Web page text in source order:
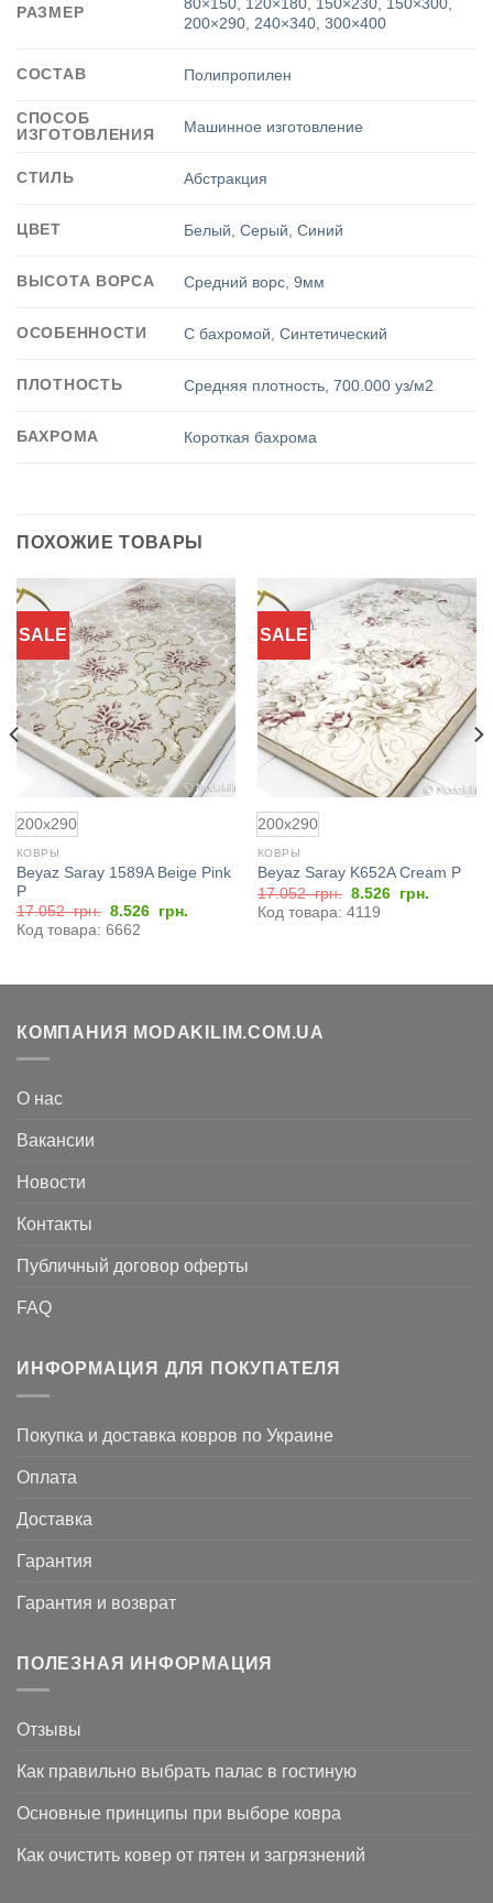
РАЗМЕР
200×290 240×340 ,300×400
СОСТАВ Полипропилен
СПОСОБ
ИЗГОТОВЛЕНИЯ
Машинное изготовление
СТИЛЬ Абстракция
ЦВЕТ Белый ,Серый ,Синий
ВЫСОТА ВОРСА Средний ворс ,9мм
ОСОБЕННОСТИ С бахромой ,Синтетический
ПЛОТНОСТЬ Средняя плотность ,700.000 уз/м2
БАХРОМА Короткая бахрома
ПОХОЖИЕ ТОВАРЫ
SALE
Добавить
в
избранное
200x290
КОВРЫ
Beyaz Saray 1589A Beige Pink
P
17.052грн. Первоначальная
цена
составляла
8.526 грн.Текущая
Код товара: 6662
SALE
Добавить
в
избранное
200x290
КОВРЫ
Beyaz Saray K652A Cream P
17.052грн. Первоначальная
цена
составляла
8.526 грн.
Код товара: 4119
КОМПАНИЯ MODAKILIM.COM.UA
О нас
Вакансии
Новости
Контакты
Публичный договор оферты
FAQ
ИНФОРМАЦИЯ ДЛЯ ПОКУПАТЕЛЯ
Покупка и доставка ковров по Украине
Оплата
Доставка
Гарантия
Гарантия и возврат
ПОЛЕЗНАЯ ИНФОРМАЦИЯ
Отзывы
Как правильно выбрать палас в гостиную
Основные принципы при выборе ковра
Как очистить ковер от пятен и загрязнений